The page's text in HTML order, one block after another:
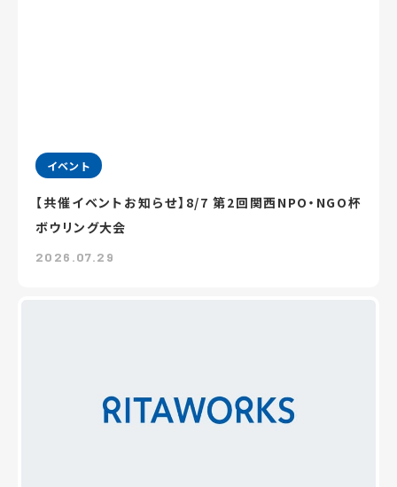
イベント
【共催イベントお知らせ】8/7 第2回関西NPO・NGO杯
ボウリング大会
2026.07.29